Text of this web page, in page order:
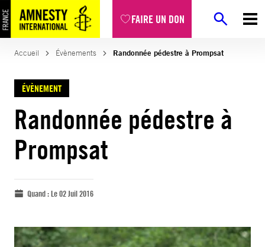
FAIRE UN DON
Accueil Évènements Randonnée pédestre à Prompsat
ÉVÈNEMENT
Randonnée pédestre à
Prompsat
Quand :Le 02 Juil 2016